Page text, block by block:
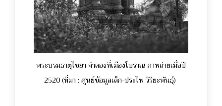
พระบรมธาตุไชยา จำลองที่เมืองโบราณ ภาพถ่ายเมื่อปี
2520 (ที่มา : ศูนย์ข้อมูลเล็ก-ประไพ วิริยะพันธุ์)